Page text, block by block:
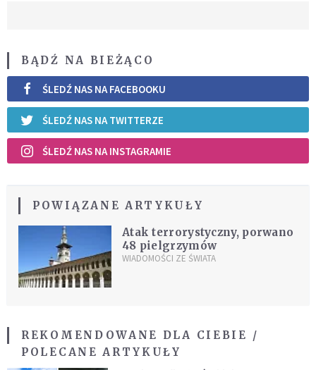
BĄDŹ NA BIEŻĄCO
ŚLEDŹ NAS NA FACEBOOKU
ŚLEDŹ NAS NA TWITTERZE
ŚLEDŹ NAS NA INSTAGRAMIE
POWIĄZANE ARTYKUŁY
Atak terrorystyczny, porwano
48 pielgrzymów
WIADOMOŚCI ZE ŚWIATA
REKOMENDOWANE DLA CIEBIE /
POLECANE ARTYKUŁY